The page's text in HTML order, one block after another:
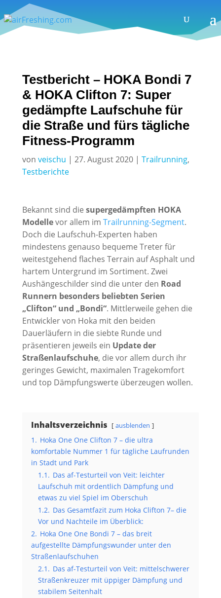
Testbericht – HOKA Bondi 7
& HOKA Clifton 7: Super
gedämpfte Laufschuhe für
die Straße und fürs tägliche
Fitness-Programm
von veischu | 27. August 2020| Trailrunning,
Testberichte
Bekannt sind die supergedämpften HOKA
Modellevor allem im Trailrunning-Segment.
Doch die Laufschuh-Experten haben
mindestens genauso bequeme Treter für
weitestgehend flaches Terrain auf Asphalt und
hartem Untergrund im Sortiment. Zwei
Aushängeschilder sind die unter den Road
Runnern besonders beliebten Serien
„Clifton“ und „Bondi“. Mittlerweile gehen die
Entwickler von Hoka mit den beiden
Dauerläufern in die siebte Runde und
präsentieren jeweils ein Update der
Straßenlaufschuhe, die vor allem durch ihr
geringes Gewicht, maximalen Tragekomfort
und top Dämpfungswerte überzeugen wollen.
Inhaltsverzeichnis ausblenden
1. Hoka One One Clifton 7 – die ultra
komfortable Nummer 1 für tägliche Laufrunden
in Stadt und Park
1.1. Das af-Testurteil von Veit: leichter
Laufschuh mit ordentlich Dämpfung und
etwas zu viel Spiel im Oberschuh
1.2. Das Gesamtfazit zum Hoka Clifton 7– die
Vor und Nachteile im Überblick:
2. Hoka One One Bondi 7 – das breit
aufgestellte Dämpfungswunder unter den
Straßenlaufschuhen
2.1. Das af-Testurteil von Veit: mittelschwerer
Straßenkreuzer mit üppiger Dämpfung und
stabilem Seitenhalt